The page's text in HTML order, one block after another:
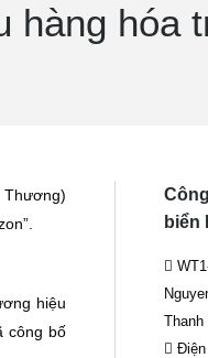
hàng hóa
Thương)
hiệu
công bố
biển
Điện